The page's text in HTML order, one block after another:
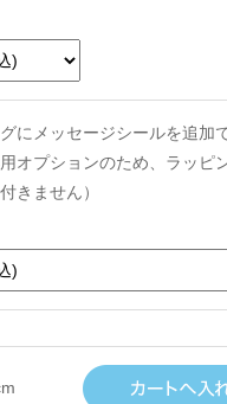
にメッセージシールを追加
用オプションのため、ラッピ
きません）